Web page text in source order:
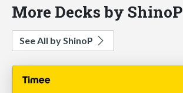
More Decks by ShinoP
See All by ShinoP